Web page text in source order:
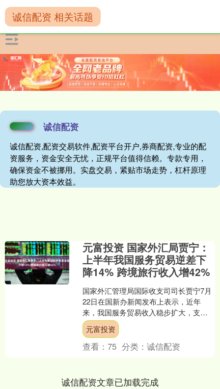
诚信配资
诚信配资,配资交易软件,配资平台开户,券商配资,专业的配
资服务，资金安全无忧，正规平台值得信赖。专款专用，
确保资金不被挪用。实盘交易，紧贴市场走势，杠杆原理
助您放大资本效益。
诚信配资 相关话题
元富投资 国家外汇局贾宁：
上半年我国服务贸易逆差下
降14% 跨境旅行收入增42%
国家外汇管理局国际收支司司长贾宁7月
22日在国新办新闻发布上表示，近年
来，我国服务贸易收入稳步扩大，支出
平稳增长，逆差整体收窄。今年上半
年，我国服务贸易收入同比....
元富投资
查看：75 分类：诚信配资
诚信配资文章已加载完成